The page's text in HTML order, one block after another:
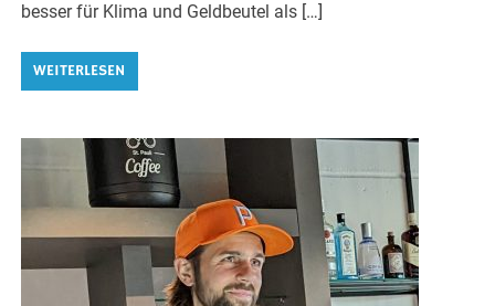
besser für Klima und Geldbeutel als […]
WEITERLESEN